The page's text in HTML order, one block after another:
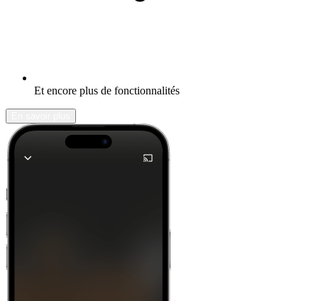
Et encore plus de fonctionnalités